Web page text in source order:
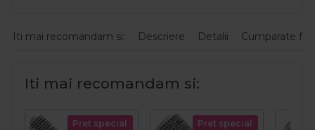
Iti mai recomandam si: Descriere Detalii Cumparate
Iti mai recomandam si:
Pret special Pret special